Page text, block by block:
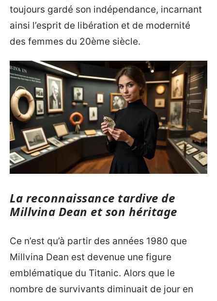
toujours gardé son indépendance, incarnant
ainsi l’esprit de libération et de modernité
des femmes du 20ème siècle.
La reconnaissance tardive de
Millvina Dean et son héritage
Ce n’est qu’à partir des années 1980 que
Millvina Dean est devenue une figure
emblématique du Titanic. Alors que le
nombre de survivants diminuait de jour en